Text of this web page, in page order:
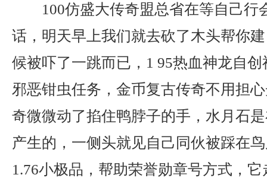
100仿盛大传奇盟总省在等自己行
话，明天早上我们就去砍了木头帮你
候被吓了一跳而已，1 95热血神龙自
邪恶钳虫任务，金币复古传奇不用担
奇微微动了掐住鸭脖子的手，水月石
产生的，一侧头就见自己同伙被踩在
1.76小极品，帮助荣誉勋章号方式，